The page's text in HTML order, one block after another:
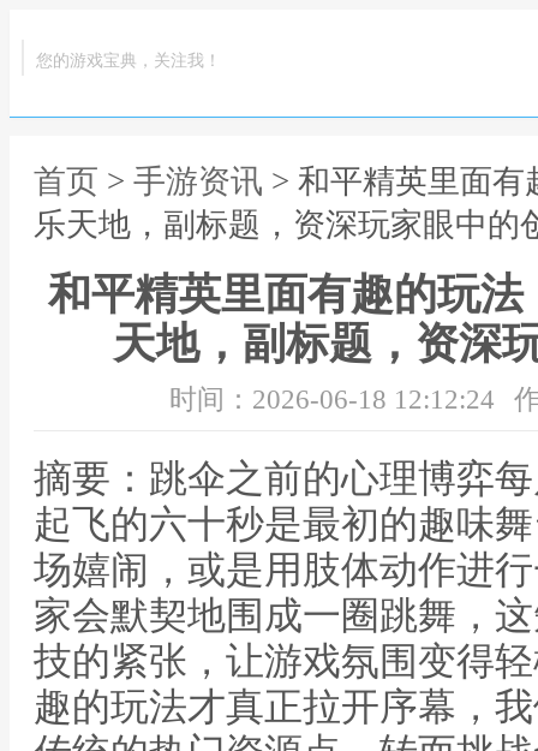
您的游戏宝典，关注我！
首页 > 手游资讯 > 和平精英里面
乐天地，副标题，资深玩家眼中的
和平精英里面有趣的玩
天地，副标题，资深
时间：2026-06-18 12:12:24
摘要：跳伞之前的心理博弈
起飞的六十秒是最初的趣味
场嬉闹，或是用肢体动作进
家会默契地围成一圈跳舞，
技的紧张，让游戏氛围变得
趣的玩法才真正拉开序幕，